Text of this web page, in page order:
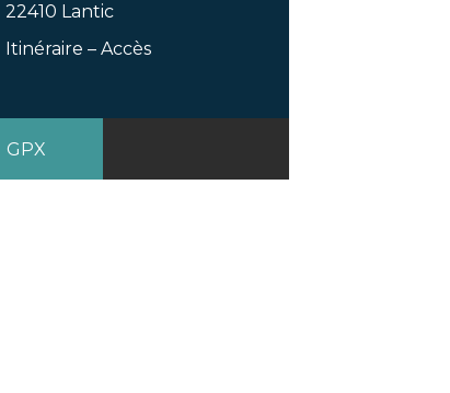
22410 Lantic
Itinéraire – Accès
GPX